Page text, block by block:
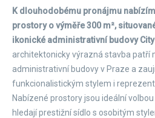
K dlouhodobému pronájmu
prostory o výměře 300 m²,
ikonické administrativní budovy
architektonicky výrazná stavba patří
administrativní budovy v Praze a
funkcionalistickým stylem i
Nabízené prostory jsou ideální
hledají prestižní sídlo s osobitým